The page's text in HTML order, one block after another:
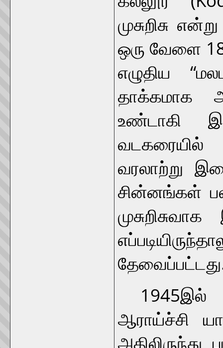
முசுறிசு
ஒரு வேளை
எழுதிய
தாக்கமாக
உண்டாகி
வடகரையில்
வரலாற்று
சின்னங்கள்
1945இல்
ஆராய்ச்சி